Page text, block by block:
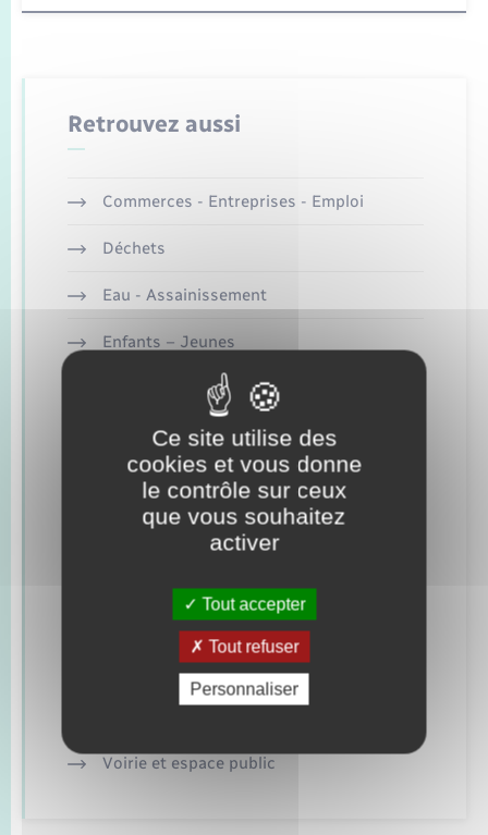
Seniors
Voirie et espace public
Retrouvez aussi
Commerces - Entreprises - Emploi
Déchets
Eau - Assainissement
Enfants – Jeunes
Etat-civil - Papiers - Citoyenneté
Logement - Urbanisme
Loisirs
Nouvel habitant
Organisation d’événement
Sécurité - Prévention
Voirie et espace public
Ce site utilise des
cookies et vous donne
le contrôle sur ceux
que vous souhaitez
activer
Tout accepter
Tout refuser
Personnaliser